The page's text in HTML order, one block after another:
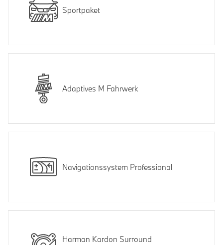
Sportpaket
Adaptives M Fahrwerk
Navigationssystem Professional
Harman Kardon Surround